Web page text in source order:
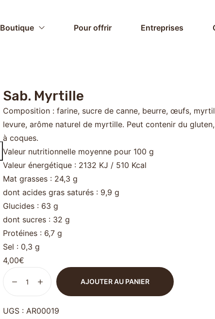
Boutique Pour offrir Entreprises
Sab. Myrtille
Composition : farine, sucre de canne, beurre, œufs,
levure, arôme naturel de myrtille. Peut contenir du
à coques.
Valeur nutritionnelle moyenne pour 100 g
Valeur énergétique : 2132 KJ / 510 Kcal
Mat grasses : 24,3 g
dont acides gras saturés : 9,9 g
Glucides : 63 g
dont sucres : 32 g
Protéines : 6,7 g
Sel : 0,3 g
4,00€
AJOUTER AU PANIER
UGS : AR00019